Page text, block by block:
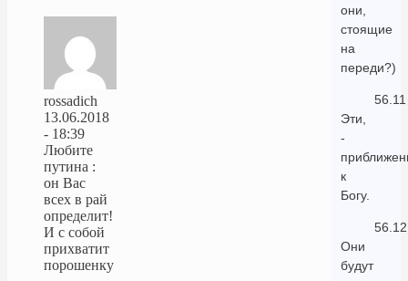
они,
стоящие
на
переди?)
56.11
Эти,
-
к
Богу.
56.12
Они
будут
rossadich
13.06.2018
- 18:39
Любите
путина :
он Вас
всех в рай
определит!
И с собой
прихватит
порошенку